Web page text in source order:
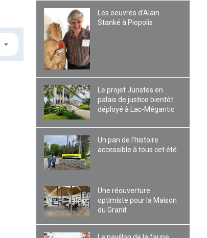
Les oeuvres d’Alain
Stanké à Piopolis
Le projet Juristes en
palais de justice bientôt
déployé à Lac-Mégantic
Un pan de l’histoire
accessible à tous cet été
Une réouverture
optimiste pour la Maison
du Granit